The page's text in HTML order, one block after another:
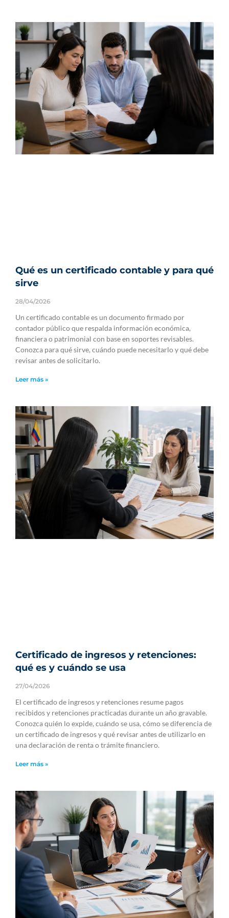
Qué es un certificado contable y para qué
sirve
28/04/2026
Un certificado contable es un documento firmado por
contador público que respalda información económica,
financiera o patrimonial con base en soportes revisables.
Conozca para qué sirve, cuándo puede necesitarlo y qué debe
revisar antes de solicitarlo.
Leer más »
Certificado de ingresos y retenciones:
qué es y cuándo se usa
27/04/2026
El certificado de ingresos y retenciones resume pagos
recibidos y retenciones practicadas durante un año gravable.
Conozca quién lo expide, cuándo se usa, cómo se diferencia de
un certificado de ingresos y qué revisar antes de utilizarlo en
una declaración de renta o trámite financiero.
Leer más »